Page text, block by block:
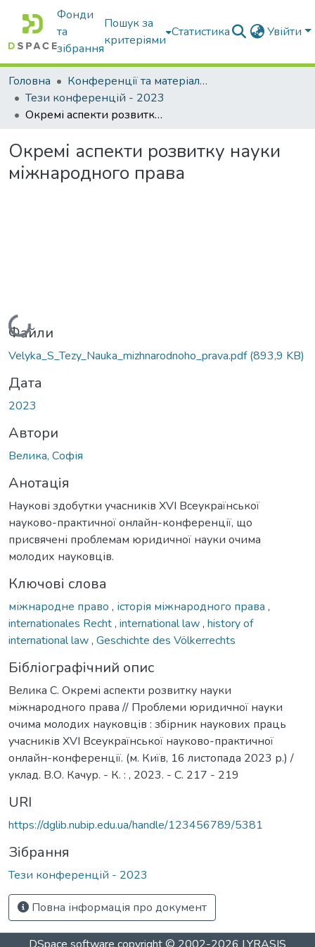
Фонди
та
зібрання
Пошук за
критеріями
Статистика Увійти
Головна
Конференції та матеріали конференцій
Тези конференцій - 2023
Окремі аспекти розвитку науки міжнародного права
Окремі аспекти розвитку науки
міжнародного права
Вантажиться...
Файли
Velyka_S_Tezy_Nauka_mizhnarodnoho_prava.pdf(893,9 KB)
Дата
2023
Автори
Велика, Софія
Анотація
Наукові здобутки учасників ХVІ Всеукраїнської
науково-практичної онлайн-конференції, що
присвячені проблемам юридичної науки очима
молодих науковців.
Ключові слова
міжнародне право , історія міжнародного права ,
internationales Recht, international law, history of
international law, Geschichte des Völkerrechts
Бібліографічний опис
Велика С. Окремі аспекти розвитку науки
міжнародного права // Проблеми юридичної науки
очима молодих науковців : збірник наукових праць
учасників ХVІ Всеукраїнської науково-практичної
онлайн-конференції. (м. Київ, 16 листопада 2023 р.) /
уклад. В.О. Качур. - К. : , 2023. - С. 217 - 219
URI
https://dglib.nubip.edu.ua/handle/123456789/5381
Зібрання
Тези конференцій - 2023
Повна інформація про документ